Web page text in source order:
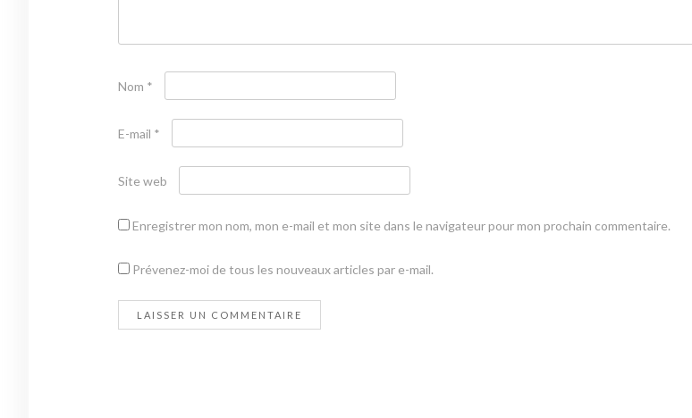
Nom *
E-mail *
Site web
Enregistrer mon nom, mon e-mail et mon site dans le navigateur pour mon prochain commentaire.
Prévenez-moi de tous les nouveaux articles par e-mail.